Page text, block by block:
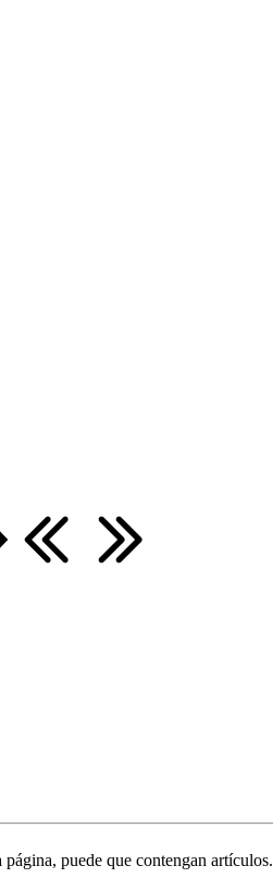
puede que contengan artículos.